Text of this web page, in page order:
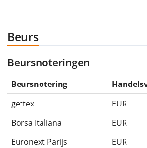
Beurs
Beursnoteringen
Beursnotering
gettex
EUR
Borsa Italiana
EUR
Euronext Parijs
EUR